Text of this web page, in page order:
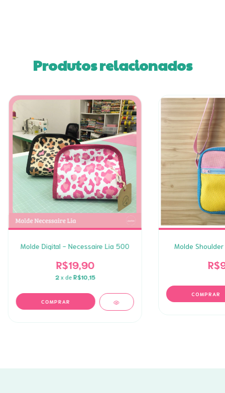
Produtos relacionados
Molde Digital - Necessaire Lia 500
R$19,90
2 x de R$10,15
Molde